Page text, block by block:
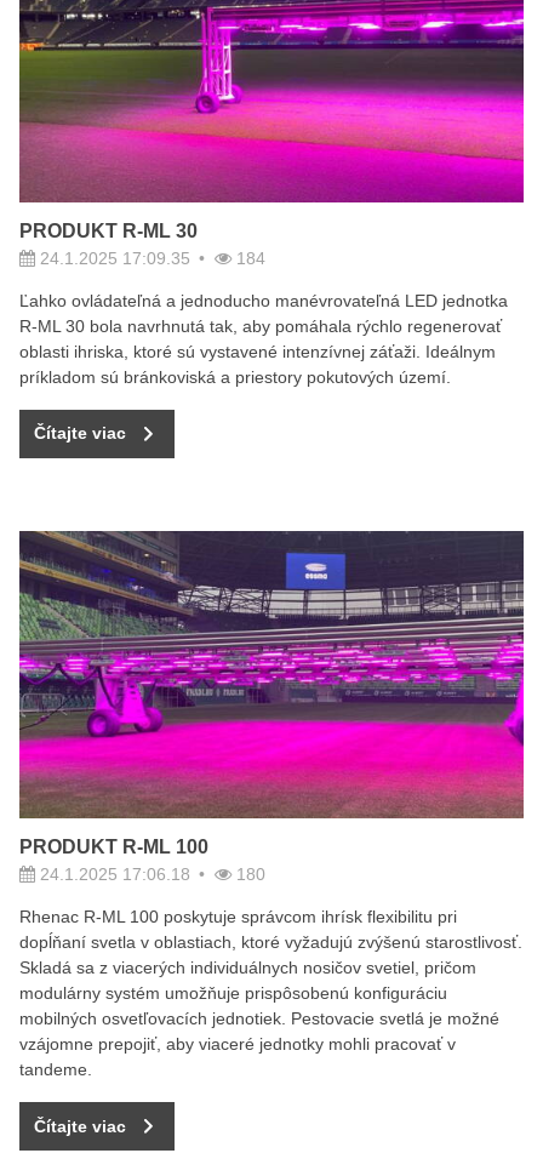
PRODUKT R-ML 30
24.1.2025 17:09.35 184
Ľahko ovládateľná a jednoducho manévrovateľná LED jednotka
R-ML 30 bola navrhnutá tak, aby pomáhala rýchlo regenerovať
oblasti ihriska, ktoré sú vystavené intenzívnej záťaži. Ideálnym
príkladom sú bránkoviská a priestory pokutových území.
Čítajte viac
PRODUKT R-ML 100
24.1.2025 17:06.18 180
Rhenac R-ML 100 poskytuje správcom ihrísk flexibilitu pri
dopĺňaní svetla v oblastiach, ktoré vyžadujú zvýšenú starostlivosť.
Skladá sa z viacerých individuálnych nosičov svetiel, pričom
modulárny systém umožňuje prispôsobenú konfiguráciu
mobilných osvetľovacích jednotiek. Pestovacie svetlá je možné
vzájomne prepojiť, aby viaceré jednotky mohli pracovať v
tandeme.
Čítajte viac